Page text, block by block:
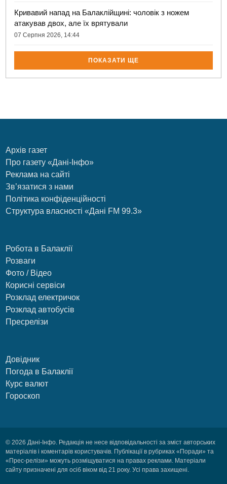
Кривавий напад на Балаклійщині: чоловік з ножем
атакував двох, але їх врятували
07 Серпня 2026, 14:44
ПОКАЗАТИ ЩЕ
Архів газет
Про газету «Дані-Інфо»
Реклама на сайті
Зв’язатися з нами
Політика конфіденційності
Структура власності «Дані FM 99.3»
Робота в Балаклії
Розваги
Фото / Відео
Корисні сервіси
Розклад електричок
Розклад автобусів
Пресрелізи
Довідник
Погода в Балаклії
Курс валют
Гороскоп
© 2026 Дані-Інфо. Редакція не несе відповідальності за зміст авторських
матеріалів і коментарів користувачів. Публікації в рубриках «Поради» та
«Прес-релізи» можуть розміщуватися на правах реклами. Матеріали
сайту призначені для осіб віком від 21 року. Усі права захищені.